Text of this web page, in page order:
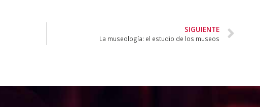
SIGUIENTE
La museología: el estudio de los museos